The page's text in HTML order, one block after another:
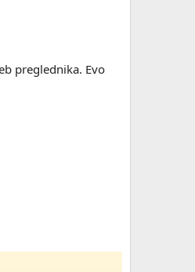
preglednika. Evo